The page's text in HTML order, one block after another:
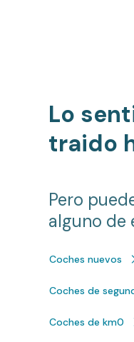
Lo
traido
Pero
alguno de
Coches nuevos
Coches de
Coches de km0